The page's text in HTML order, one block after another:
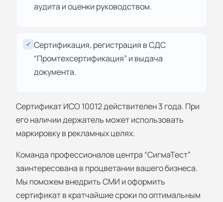
аудита и оценки руководством.
✓ Сертификация, регистрация в СДС
“Промтехсертификация” и выдача
документа.
Сертификат ИСО 10012 действителен 3 года. При
его наличии держатель может использовать
маркировку в рекламных целях.
Команда профессионалов центра “СигмаТест”
заинтересована в процветании вашего бизнеса.
Мы поможем внедрить СМИ и оформить
сертификат в кратчайшие сроки по оптимальным